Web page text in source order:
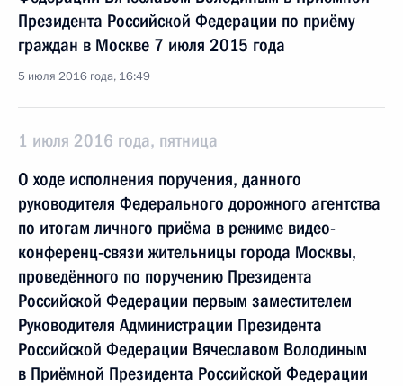
Президента Российской Федерации по приёму
граждан в Москве 7 июля 2015 года
5 июля 2016 года, 16:49
1 июля 2016 года, пятница
О ходе исполнения поручения, данного
руководителя Федерального дорожного агентства
по итогам личного приёма в режиме видео-
конференц-связи жительницы города Москвы,
проведённого по поручению Президента
Российской Федерации первым заместителем
Руководителя Администрации Президента
Российской Федерации Вячеславом Володиным
в Приёмной Президента Российской Федерации